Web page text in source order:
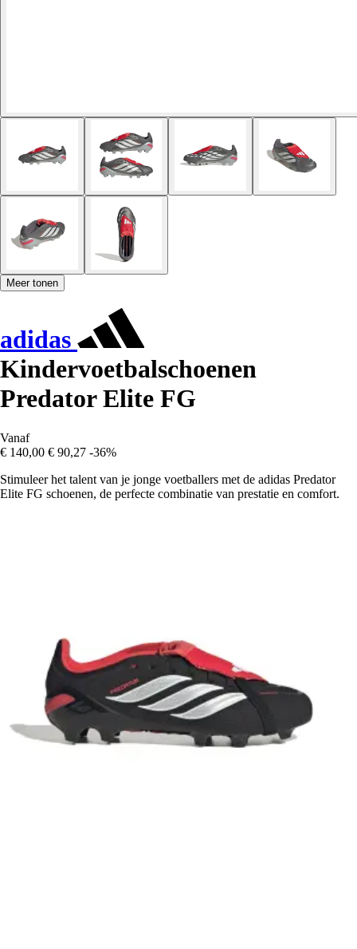
Meer tonen
adidas
Kindervoetbalschoenen
Predator Elite FG
Vanaf
€ 140,00 € 90,27 -36%
Stimuleer het talent van je jonge voetballers met de adidas Predator
Elite FG schoenen, de perfecte combinatie van prestatie en comfort.